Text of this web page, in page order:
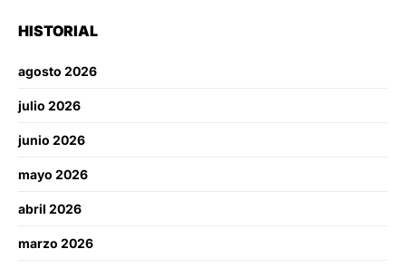
HISTORIAL
agosto 2026
julio 2026
junio 2026
mayo 2026
abril 2026
marzo 2026